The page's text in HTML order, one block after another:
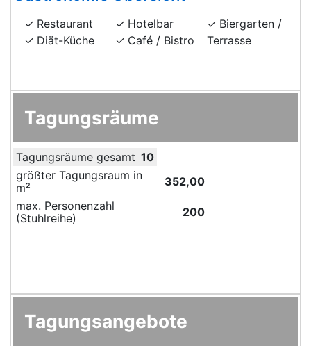
Restaurant
Diät-Küche
Hotelbar
Café / Bistro
Biergarten /
Terrasse
Tagungsräume
Tagungsräume gesamt 10
größter Tagungsraum in
m²
352,00
max. Personenzahl
(Stuhlreihe)
200
Tagungsangebote